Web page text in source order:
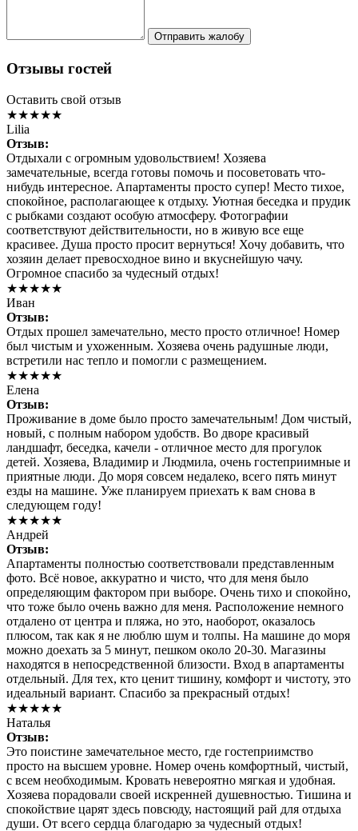
Отправить жалобу
Отзывы гостей
Оставить свой отзыв
★★★★★
Lilia
Отзыв:
Отдыхали с огромным удовольствием! Хозяева
замечательные, всегда готовы помочь и посоветовать что-
нибудь интересное. Апартаменты просто супер! Место тихое,
спокойное, располагающее к отдыху. Уютная беседка и прудик
с рыбками создают особую атмосферу. Фотографии
соответствуют действительности, но в живую все еще
красивее. Душа просто просит вернуться! Хочу добавить, что
хозяин делает превосходное вино и вкуснейшую чачу.
Огромное спасибо за чудесный отдых!
★★★★★
Иван
Отзыв:
Отдых прошел замечательно, место просто отличное! Номер
был чистым и ухоженным. Хозяева очень радушные люди,
встретили нас тепло и помогли с размещением.
★★★★★
Елена
Отзыв:
Проживание в доме было просто замечательным! Дом чистый,
новый, с полным набором удобств. Во дворе красивый
ландшафт, беседка, качели - отличное место для прогулок
детей. Хозяева, Владимир и Людмила, очень гостеприимные и
приятные люди. До моря совсем недалеко, всего пять минут
езды на машине. Уже планируем приехать к вам снова в
следующем году!
★★★★★
Андрей
Отзыв:
Апартаменты полностью соответствовали представленным
фото. Всё новое, аккуратно и чисто, что для меня было
определяющим фактором при выборе. Очень тихо и спокойно,
что тоже было очень важно для меня. Расположение немного
отдалено от центра и пляжа, но это, наоборот, оказалось
плюсом, так как я не люблю шум и толпы. На машине до моря
можно доехать за 5 минут, пешком около 20-30. Магазины
находятся в непосредственной близости. Вход в апартаменты
отдельный. Для тех, кто ценит тишину, комфорт и чистоту, это
идеальный вариант. Спасибо за прекрасный отдых!
★★★★★
Наталья
Отзыв:
Это поистине замечательное место, где гостеприимство
просто на высшем уровне. Номер очень комфортный, чистый,
с всем необходимым. Кровать невероятно мягкая и удобная.
Хозяева порадовали своей искренней душевностью. Тишина и
спокойствие царят здесь повсюду, настоящий рай для отдыха
души. От всего сердца благодарю за чудесный отдых!